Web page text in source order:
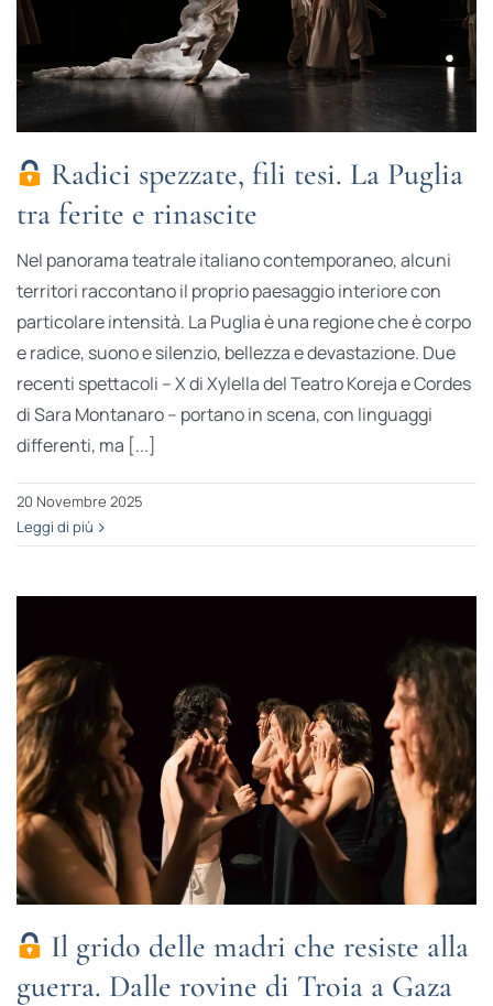
Radici spezzate, fili tesi. La Puglia
tra ferite e rinascite
Nel panorama teatrale italiano contemporaneo, alcuni
territori raccontano il proprio paesaggio interiore con
particolare intensità. La Puglia è una regione che è corpo
e radice, suono e silenzio, bellezza e devastazione. Due
recenti spettacoli – X di Xylella del Teatro Koreja e Cordes
di Sara Montanaro – portano in scena, con linguaggi
differenti, ma [...]
20 Novembre 2025
Leggi di più
Il grido delle madri che resiste alla
guerra. Dalle rovine di Troia a Gaza